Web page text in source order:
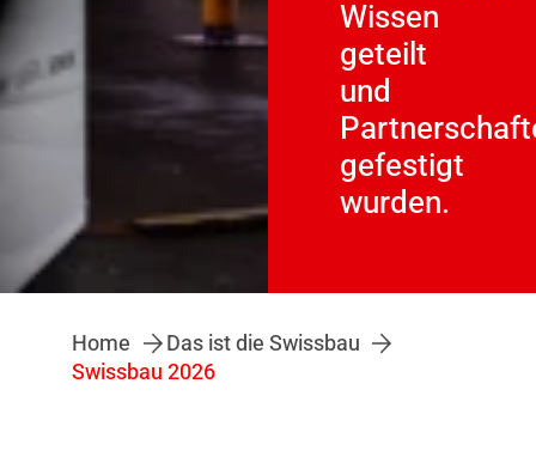
Wissen
geteilt
und
gefestigt
wurden.
Home
Das ist die Swissbau
Swissbau 2026